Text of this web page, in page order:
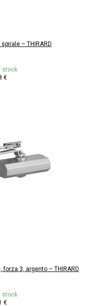
– THIRARD
stock
€
3, argento – THIRARD
stock
€